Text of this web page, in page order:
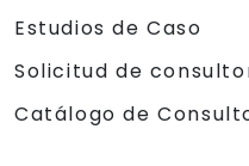
Estudios de Caso
Solicitud de
Catálogo de